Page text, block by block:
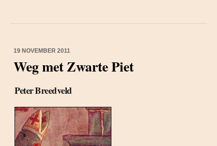
19 NOVEMBER 2011
Weg met Zwarte Piet
Peter Breedveld